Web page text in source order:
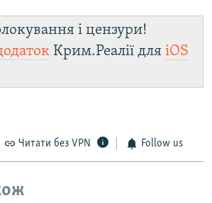
і цензури!
Крим.Реалії для iOS
Читати без VPN Follow us